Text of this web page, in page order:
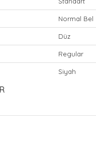
Normal Bel
Düz
Regular
Siyah